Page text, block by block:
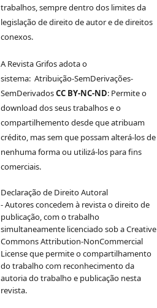
trabalhos, sempre dentro dos limites da
legislação de direito de autor e de direitos
conexos.
A Revista Grifos adota o
sistema: Atribuição-SemDerivações-
SemDerivadosCC BY-NC-ND: Permite o
download dos seus trabalhos e o
compartilhemento desde que atribuam
crédito, mas sem que possam alterá-los de
nenhuma forma ou utilizá-los para fins
comerciais.
Declaração de Direito Autoral
- Autores concedem à revista o direito de
publicação, com o trabalho
simultaneamente licenciado sob a Creative
Commons Attribution-NonCommercial
License que permite o compartilhamento
do trabalho com reconhecimento da
autoria do trabalho e publicação nesta
revista.